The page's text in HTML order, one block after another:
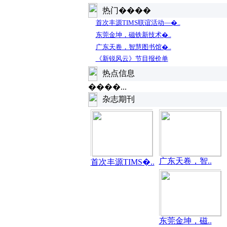
热门����
首次丰源TIMS联谊活动—�..
东莞金坤，磁铁新技术�..
广东天卷，智慧图书馆�..
《新锐风云》节目报价单
热点信息
����...
杂志期刊
首次丰源TIMS�.. 广东天卷，智..
东莞金坤，磁..